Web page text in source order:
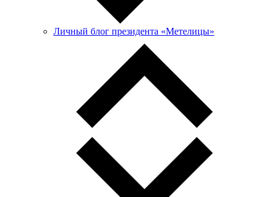
Личный блог президента «Метелицы»